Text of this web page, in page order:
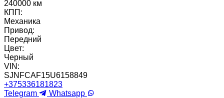
240000 км
КПП:
Механика
Привод:
Передний
Цвет:
Черный
VIN:
SJNFCAF15U6158849
+375336181823
Telegram
Whatsapp